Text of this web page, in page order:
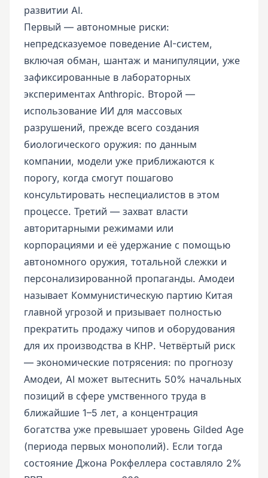
развитии AI.
Первый — автономные риски:
непредсказуемое поведение AI-систем,
включая обман, шантаж и манипуляции, уже
зафиксированные в лабораторных
экспериментах Anthropic. Второй —
использование ИИ для массовых
разрушений, прежде всего создания
биологического оружия: по данным
компании, модели уже приближаются к
порогу, когда смогут пошагово
консультировать неспециалистов в этом
процессе. Третий — захват власти
авторитарными режимами или
корпорациями и её удержание с помощью
автономного оружия, тотальной слежки и
персонализированной пропаганды. Амодеи
называет Коммунистическую партию Китая
главной угрозой и призывает полностью
прекратить продажу чипов и оборудования
для их производства в КНР. Четвёртый риск
— экономические потрясения: по прогнозу
Амодеи, AI может вытеснить 50% начальных
позиций в сфере умственного труда в
ближайшие 1–5 лет, а концентрация
богатства уже превышает уровень Gilded Age
(периода первых монополий). Если тогда
состояние Джона Рокфеллера составляло 2%